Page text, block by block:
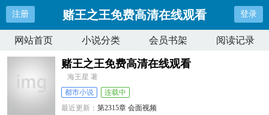
注册 赌王之王免费高清在线观看 登录
网站首页 小说分类 会员书架 阅读记录
赌王之王免费高清在线观看
海王星 著
都市小说
连载中
最近更新：第2315章 会面视频